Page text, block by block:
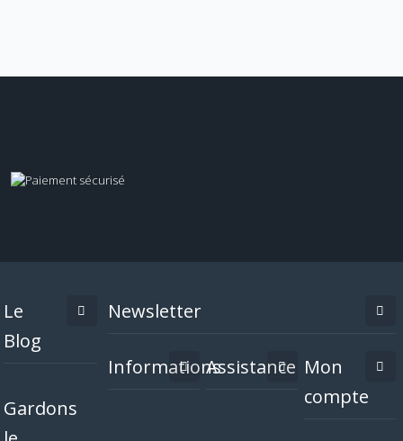
Le
Blog
Gardons
Newsletter
InformationsAssistance Mon
compte